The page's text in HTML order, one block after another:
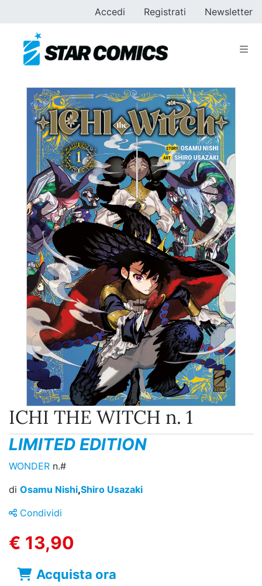
Accedi Registrati Newsletter
ICHI THE WITCH n. 1
LIMITED EDITION
WONDER n.#
di Osamu Nishi,Shiro Usazaki
Condividi
€ 13,90
Acquista ora